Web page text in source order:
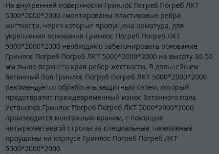
На внутренней поверхности Гринлос Погреб Погреб ЛКТ
5000*2000*2000 смонтированы пластиковые ребра
жесткости, через которые пропущена арматура, для
укрепления основания Гринлос Погреб Погреб ЛКТ
5000*2000*2000 необходимо забетонировать основание
Гринлос Погреб Погреб ЛКТ 5000*2000*2000 на высоту 30-50
мм выше верхнего края ребер жесткости. В дальнейшем
бетонный пол Гринлос Погреб Погреб ЛКТ 5000*2000*2000
рекомендуется обработать защитным слоем, который
предотвратит преждевременный износ бетонного пола
Установка Гринлос Погреб Погреб ЛКТ 5000*2000*2000
производится монтажным краном, с помощью
четырехветвевой стропы за специальные такелажные
проушины на корпусе Гринлос Погреб Погреб ЛКТ
5000*2000*2000.